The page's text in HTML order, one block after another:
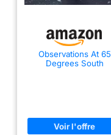
Observations At 65
Degrees South